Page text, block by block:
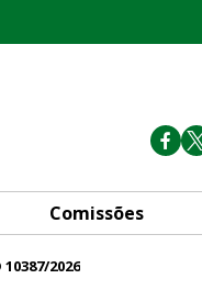
Comissões
10387/2026